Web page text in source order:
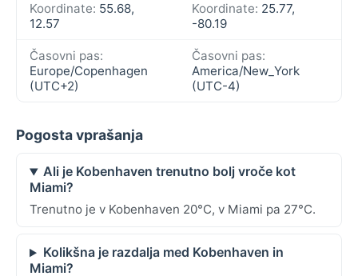
Koordinate: 55.68,
12.57
Koordinate: 25.77,
-80.19
Časovni pas:
Europe/Copenhagen
(UTC+2)
Časovni pas:
America/New_York
(UTC-4)
Pogosta vprašanja
Ali je Kobenhaven trenutno bolj vroče kot
Miami?
Trenutno je v Kobenhaven 20°C, v Miami pa 27°C.
Kolikšna je razdalja med Kobenhaven in
Miami?